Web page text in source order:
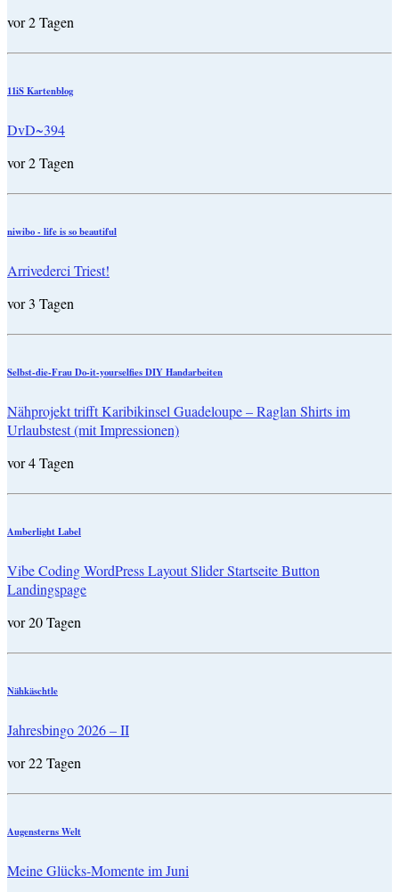
vor 2 Tagen
11iS Kartenblog
DvD~394
vor 2 Tagen
niwibo - life is so beautiful
Arrivederci Triest!
vor 3 Tagen
Selbst-die-Frau Do-it-yourselfies DIY Handarbeiten
Nähprojekt trifft Karibikinsel Guadeloupe – Raglan Shirts im
Urlaubstest (mit Impressionen)
vor 4 Tagen
Amberlight Label
Vibe Coding WordPress Layout Slider Startseite Button
Landingspage
vor 20 Tagen
Nähkäschtle
Jahresbingo 2026 – II
vor 22 Tagen
Augensterns Welt
Meine Glücks-Momente im Juni